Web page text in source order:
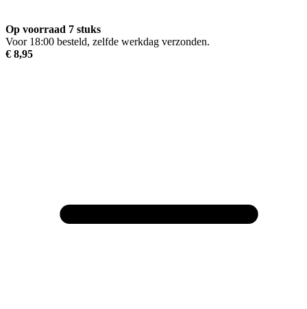
Op voorraad 7 stuks
Voor 18:00 besteld, zelfde werkdag verzonden.
€ 8,95